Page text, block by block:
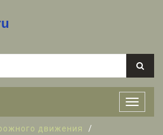
движения